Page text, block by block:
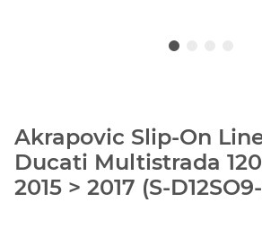
Akrapovic Slip-On
Ducati Multistrada
2015 > 2017 (S-